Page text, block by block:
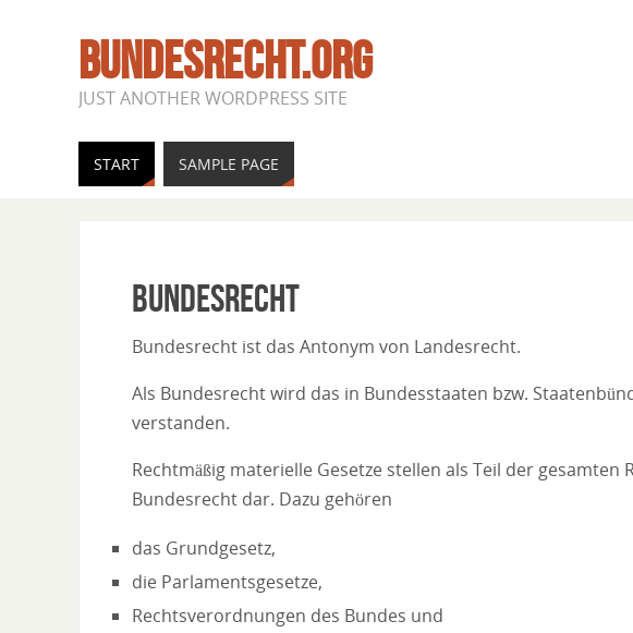
BUNDESRECHT.ORG
JUST ANOTHER WORDPRESS SITE
START SAMPLE PAGE
Bundesrecht
Bundesrecht ist das Antonym von Landesrecht.
Als Bundesrecht wird das in Bundesstaaten bzw.
verstanden.
Rechtmäßig materielle Gesetze stellen als Teil der
Bundesrecht dar. Dazu gehören
das Grundgesetz,
die Parlamentsgesetze,
Rechtsverordnungen des Bundes und